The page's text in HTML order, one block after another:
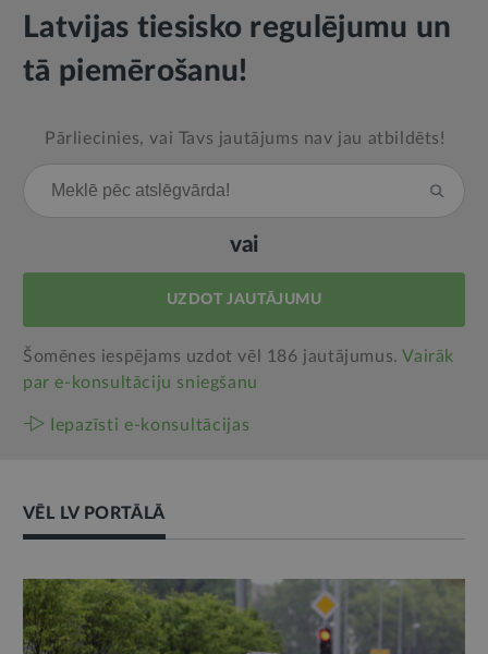
Latvijas tiesisko regulējumu un
tā piemērošanu!
Pārliecinies, vai Tavs jautājums nav jau atbildēts!
vai
UZDOT JAUTĀJUMU
Šomēnes iespējams uzdot vēl 186 jautājumus.Vairāk
par e‑konsultāciju sniegšanu
Iepazīsti e-konsultācijas
VĒL LV PORTĀLĀ